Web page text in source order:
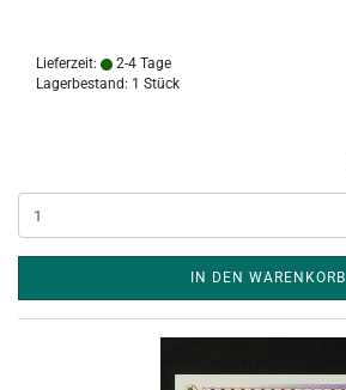
Lieferzeit:
2-4 Tage
Lagerbestand: 1 Stück
IN DEN WARENKORB